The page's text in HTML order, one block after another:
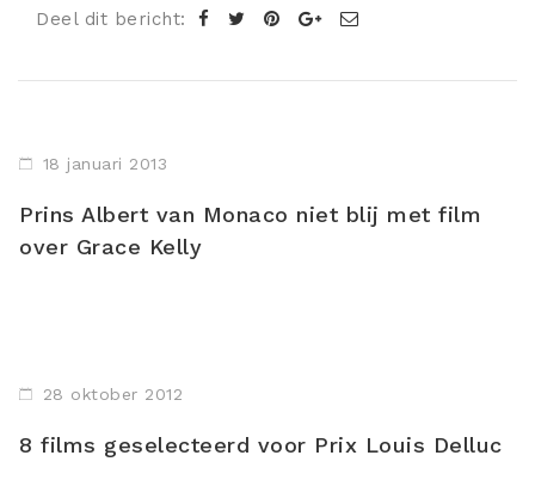
Deel dit bericht:
18 januari 2013
Prins Albert van Monaco niet blij met film
over Grace Kelly
28 oktober 2012
8 films geselecteerd voor Prix Louis Delluc